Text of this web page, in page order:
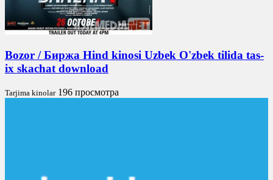
Bozor / Биржа Hind kinosi Uzbek O'zbek tilida tas-
ix skachat download
Tarjima kinolar 196 просмотра